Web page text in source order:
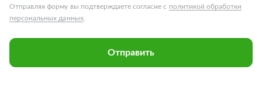
Запчасти для грузовых автомобилей
Каталог запчастей
Спецпредложения